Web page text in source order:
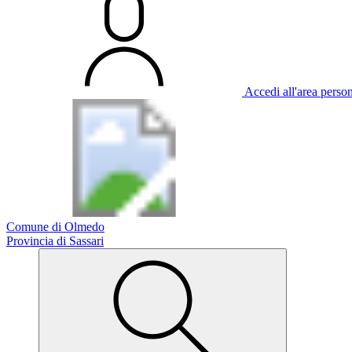
Accedi all'area
Comune di Olmedo
Provincia di Sassari